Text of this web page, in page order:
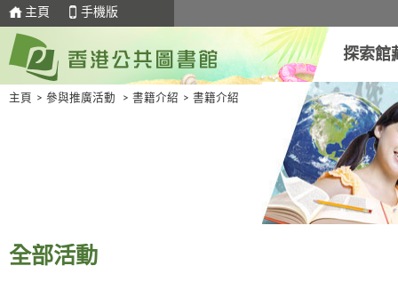
主頁 手機版
探索館
主頁 > 參與推廣活動 > 書籍介紹 > 書籍介紹
全部活動